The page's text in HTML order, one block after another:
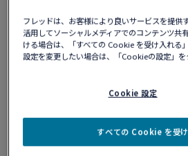
リミテッドエディション - パン ド
¥ 514,800
フレッドは、お客様により良いサービスを提供
活用してソーシャルメディアでのコンテンツ共
ける場合は、「すべての Cookie を受け入れる
設定を変更したい場合は、「Cookieの設定」を
Cookie 設定
すべての Cookie を受